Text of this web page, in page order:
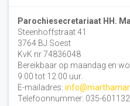
Parochiesecretariaat HH.
Steenhoffstraat 41
3764 BJ Soest
KvK nr 74836048
Bereikbaar op maandag en
9.00 tot 12.00 uur.
E-mailadres:
Telefoonnummer: 035-